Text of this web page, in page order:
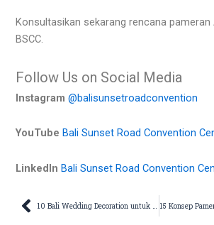
Konsultasikan sekarang rencana
BSCC.
Follow Us on Social Media
Instagram @balisunsetroadconvention
YouTube Bali Sunset Road Convention
LinkedIn Bali Sunset Road Convention
Prev